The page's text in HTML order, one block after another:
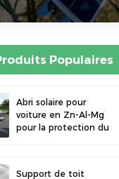
Populaires
Abri solaire pour
voiture en Zn-Al-Mg
pour la protection du
Support de toit